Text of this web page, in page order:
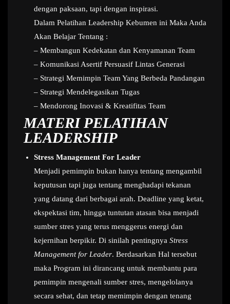
dengan paksaan, tapi dengan inspirasi.
Dalam Pelatihan Leadership Kebumen ini Maka Anda
Akan Belajar Tentang :
– Membangun Kedekatan dan Kenyamanan Team
– Komunikasi Asertif Persuasif Lintas Generasi
– Strategi Memimpin Team Yang Berbeda Pandangan
– Strategi Mendelegasikan Tugas
– Mendorong Inovasi & Kreatifitas Team
MATERI PELATIHAN
LEADERSHIP
Stress Management For Leader
Menjadi pemimpin bukan hanya tentang mengambil
keputusan tapi juga tentang menghadapi tekanan
yang datang dari berbagai arah. Deadline yang ketat,
ekspektasi tim, hingga tuntutan atasan bisa menjadi
sumber stres yang terus menggerus energi dan
kejernihan berpikir. Di sinilah pentingnya Stress
Management for Leader. Berdasarkan Hal tersebut
maka Program ini dirancang untuk membantu para
pemimpin mengenali sumber stres, mengelolanya
secara sehat, dan tetap memimpin dengan tenang